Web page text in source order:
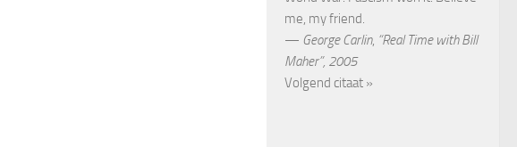
me, my friend.
— George Carlin, “Real Time with Bill
Maher”, 2005
Volgend citaat »